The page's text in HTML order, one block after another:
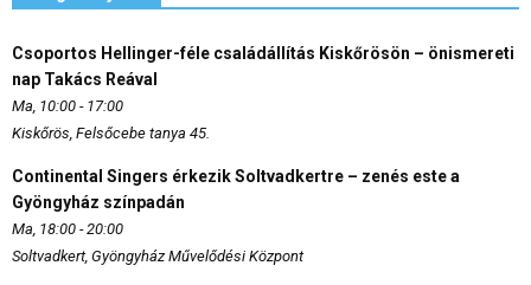
Csoportos Hellinger-féle családállítás Kiskőrösön – önismereti
nap Takács Reával
Ma, 10:00 - 17:00
Kiskőrös, Felsőcebe tanya 45.
Continental Singers érkezik Soltvadkertre – zenés este a
Gyöngyház színpadán
Ma, 18:00 - 20:00
Soltvadkert, Gyöngyház Művelődési Központ